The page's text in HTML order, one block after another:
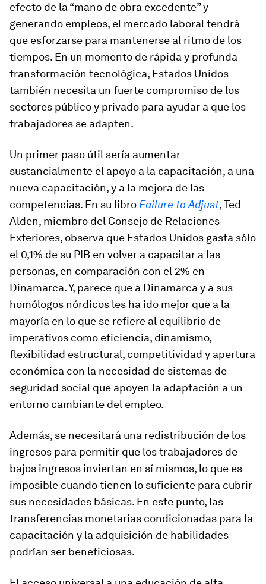
efecto de la “mano de obra excedente” y
generando empleos, el mercado laboral tendrá
que esforzarse para mantenerse al ritmo de los
tiempos. En un momento de rápida y profunda
transformación tecnológica, Estados Unidos
también necesita un fuerte compromiso de los
sectores público y privado para ayudar a que los
trabajadores se adapten.
Un primer paso útil sería aumentar
sustancialmente el apoyo a la capacitación, a una
nueva capacitación, y a la mejora de las
competencias. En su libro Failure to Adjust, Ted
Alden, miembro del Consejo de Relaciones
Exteriores, observa que Estados Unidos gasta sólo
el 0,1% de su PIB en volver a capacitar a las
personas, en comparación con el 2% en
Dinamarca. Y, parece que a Dinamarca y a sus
homólogos nórdicos les ha ido mejor que a la
mayoría en lo que se refiere al equilibrio de
imperativos como eficiencia, dinamismo,
flexibilidad estructural, competitividad y apertura
económica con la necesidad de sistemas de
seguridad social que apoyen la adaptación a un
entorno cambiante del empleo.
Además, se necesitará una redistribución de los
ingresos para permitir que los trabajadores de
bajos ingresos inviertan en sí mismos, lo que es
imposible cuando tienen lo suficiente para cubrir
sus necesidades básicas. En este punto, las
transferencias monetarias condicionadas para la
capacitación y la adquisición de habilidades
podrían ser beneficiosas.